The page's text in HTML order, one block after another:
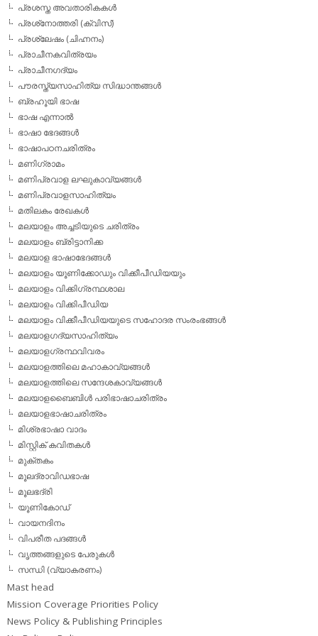
പ്രശസ്ത അവതാരികകള്‍
പ്രശ്‌നോത്തരി (ക്വിസ്)
പ്രശ്ലേഷം (ചിഹ്നനം)
പ്രാചീനകവിത്രയം
പ്രാചീനഗദ്യം
പൗരസ്ത്യസാഹിത്യ സിദ്ധാന്തങ്ങള്‍
ബ്രഹൂയി ഭാഷ
ഭാഷ എന്നാല്‍
ഭാഷാ ഭേദങ്ങള്‍
ഭാഷാപഠനചരിത്രം
മണിഗ്രാമം
മണിപ്രവാള ലഘുകാവ്യങ്ങള്‍
മണിപ്രവാളസാഹിത്യം
മതിലകം രേഖകള്‍
മലയാളം അച്ചടിയുടെ ചരിത്രം
മലയാളം ബ്രിട്ടാനിക്ക
മലയാള ഭാഷാഭേദങ്ങള്‍
മലയാളം യൂണിക്കോഡും വിക്കീപീഡിയയും
മലയാളം വിക്കിഗ്രന്ഥശാല
മലയാളം വിക്കിപീഡിയ
മലയാളം വിക്കീപീഡിയയുടെ സഹോദര സംരംഭങ്ങള്‍
മലയാളഗദ്യസാഹിത്യം
മലയാളഗ്രന്ഥവിവരം
മലയാളത്തിലെ മഹാകാവ്യങ്ങള്‍
മലയാളത്തിലെ സന്ദേശകാവ്യങ്ങള്‍
മലയാളബൈബിള്‍ പരിഭാഷാചരിത്രം
മലയാളഭാഷാചരിത്രം
മിശ്രഭാഷാ വാദം
മിസ്റ്റിക് കവിതകള്‍
മുക്തകം
മൂലദ്രാവിഡഭാഷ
മൂലഭദ്രി
യൂണികോഡ്
വായനദിനം
വിപരീത പദങ്ങള്‍
വൃത്തങ്ങളുടെ പേരുകള്‍
സന്ധി (വ്യാകരണം)
Mast head
Mission Coverage Priorities Policy
News Policy & Publishing Principles